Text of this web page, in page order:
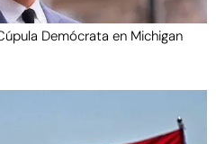
Demócrata en Michigan